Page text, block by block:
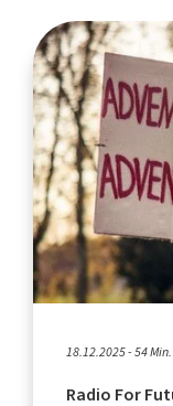
18.12.2025 - 54 Min.
Radio For